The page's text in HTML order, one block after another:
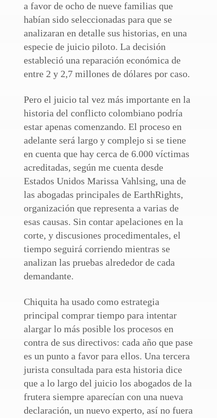
a favor de ocho de nueve familias que
habían sido seleccionadas para que se
analizaran en detalle sus historias, en una
especie de juicio piloto. La decisión
estableció una reparación económica de
entre 2 y 2,7 millones de dólares por caso.
Pero el juicio tal vez más importante en la
historia del conflicto colombiano podría
estar apenas comenzando. El proceso en
adelante será largo y complejo si se tiene
en cuenta que hay cerca de 6.000 víctimas
acreditadas, según me cuenta desde
Estados Unidos Marissa Vahlsing, una de
las abogadas principales de EarthRights,
organización que representa a varias de
esas causas. Sin contar apelaciones en la
corte, y discusiones procedimentales, el
tiempo seguirá corriendo mientras se
analizan las pruebas alrededor de cada
demandante.
Chiquita ha usado como estrategia
principal comprar tiempo para intentar
alargar lo más posible los procesos en
contra de sus directivos: cada año que pase
es un punto a favor para ellos. Una tercera
jurista consultada para esta historia dice
que a lo largo del juicio los abogados de la
frutera siempre aparecían con una nueva
declaración, un nuevo experto, así no fuera